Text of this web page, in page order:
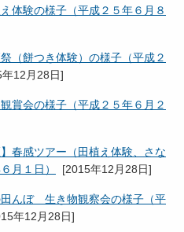
体験の様子（平成２５年６月８
（餅つき体験）の様子（平成２
12月28日]
賞会の様子（平成２５年６月２
春感ツアー（田植え体験、さな
月１日）
[2015年12月28日]
田んぼ 生き物観察会の様子（平
年12月28日]